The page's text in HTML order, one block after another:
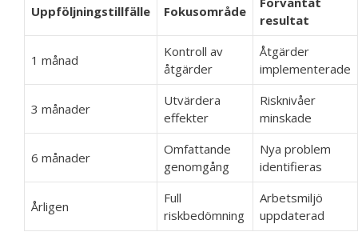
Uppföljningstillfälle Fokusområde
resultat
1 månad
Kontroll av
åtgärder
Åtgärder
implementerade
3 månader
Utvärdera
effekter
Risknivåer
minskade
6 månader
Omfattande
genomgång
Nya problem
identifieras
Årligen
Full
riskbedömning
Arbetsmiljö
uppdaterad